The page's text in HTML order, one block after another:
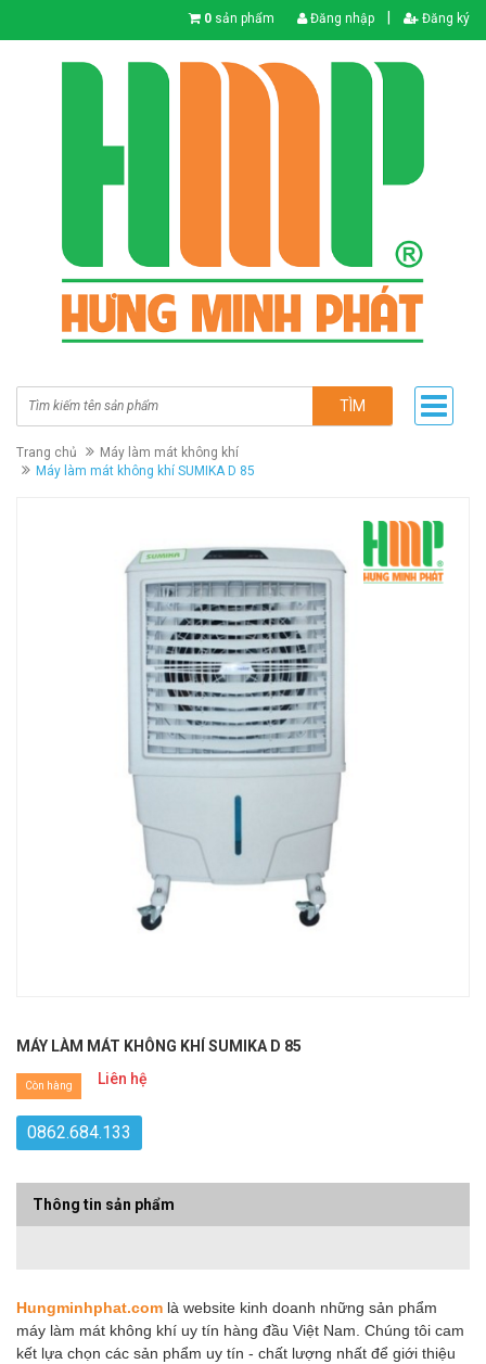
0 sản phẩm Đăng nhập Đăng ký
TÌM
Trang chủ
Máy làm mát không khí
Máy làm mát không khí SUMIKA D 85
MÁY LÀM MÁT KHÔNG KHÍ SUMIKA D 85
Liên hệ
Còn hàng
0862.684.133
Thông tin sản phẩm
Hungminhphat.com là website kinh doanh những sản phẩm
máy làm mát không khí uy tín hàng đầu Việt Nam. Chúng tôi cam
kết lựa chọn các sản phẩm uy tín - chất lượng nhất để giới thiệu